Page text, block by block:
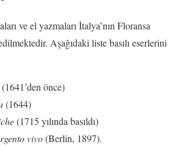
ve el yazmaları İtalya’nın Floransa
Aşağıdaki liste basılı eserlerini
(1641’den önce)
(1644)
(1715 yılında basıldı)
vivo(Berlin, 1897).